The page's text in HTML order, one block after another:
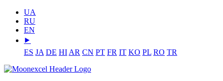
UA
RU
EN
⯈
ES JA DE HI AR CN PT FR IT KO PL RO TR